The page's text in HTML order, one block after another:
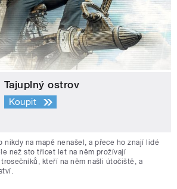
Tajuplný ostrov
Koupit
nikdy na mapě nenašel, a přece ho znají lidé
než sto třicet let na něm prožívají
kteří na něm našli útočiště, a